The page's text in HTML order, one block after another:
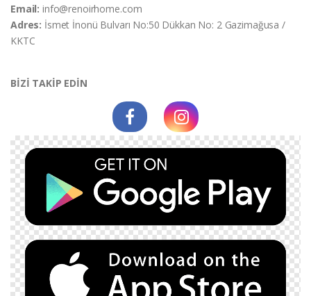
Email:info@renoirhome.com
Adres: İsmet İnonü Bulvarı No:50 Dükkan No: 2 Gazimağusa /
KKTC
BİZİ TAKİP EDİN